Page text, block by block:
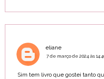
eliane
7 de março de 2024 às
Sim tem livro que gostei tanto